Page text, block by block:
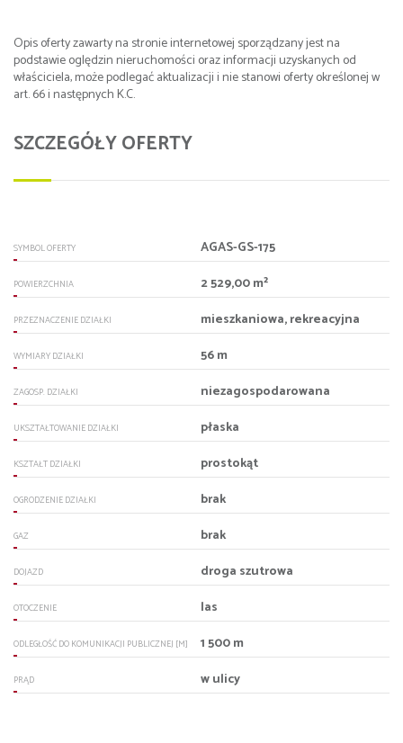
Opis oferty zawarty na stronie internetowej sporządzany jest na
podstawie oględzin nieruchomości oraz informacji uzyskanych od
właściciela, może podlegać aktualizacji i nie stanowi oferty określonej w
art. 66 i następnych K.C.
SZCZEGÓŁY OFERTY
SYMBOL OFERTY AGAS-GS-175
POWIERZCHNIA 2 529,00 m²
PRZEZNACZENIE DZIAŁKI mieszkaniowa, rekreacyjna
WYMIARY DZIAŁKI 56 m
ZAGOSP. DZIAŁKI niezagospodarowana
UKSZTAŁTOWANIE DZIAŁKI płaska
KSZTAŁT DZIAŁKI prostokąt
OGRODZENIE DZIAŁKI brak
GAZ brak
DOJAZD droga szutrowa
OTOCZENIE las
ODLEGŁOŚĆ DO KOMUNIKACJI PUBLICZNEJ [M] 1 500 m
PRĄD w ulicy